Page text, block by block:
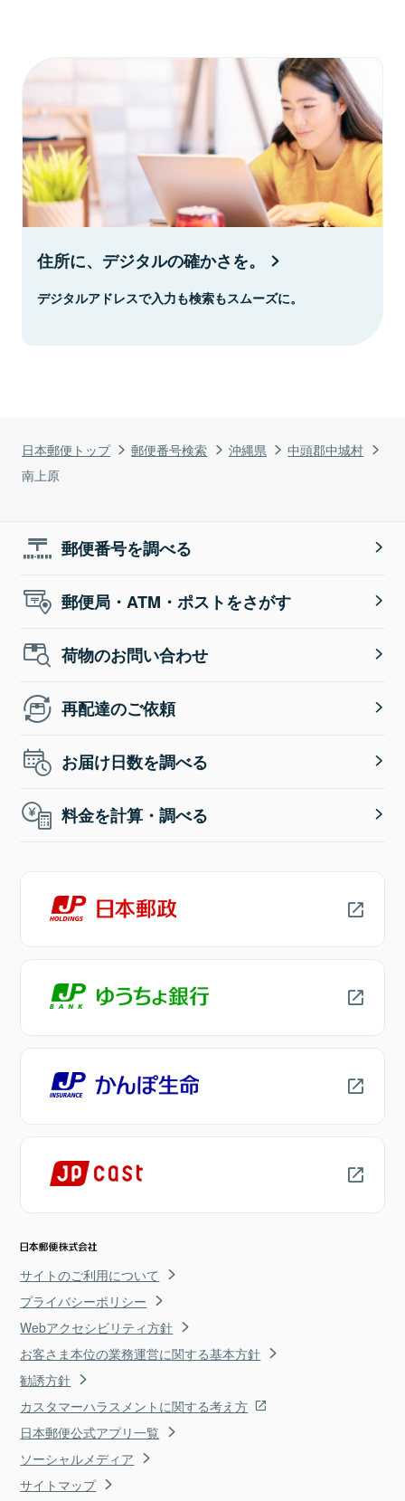
日本郵便トップ 郵便番号検索 沖縄県
中頭郡中城村
南上原
住所に、デジタルの確かさを。
デジタルアドレスで入力も検索もスムーズに。
郵便番号を調べる
郵便局・ATM・ポストをさがす
荷物のお問い合わせ
再配達のご依頼
お届け日数を調べる
料金を計算・調べる
サイトのご利用について
プライバシーポリシー
Webアクセシビリティ方針
お客さま本位の業務運営に関する基本方針
勧誘方針
カスタマーハラスメントに関する考え方
日本郵便公式アプリ一覧
ソーシャルメディア
サイトマップ